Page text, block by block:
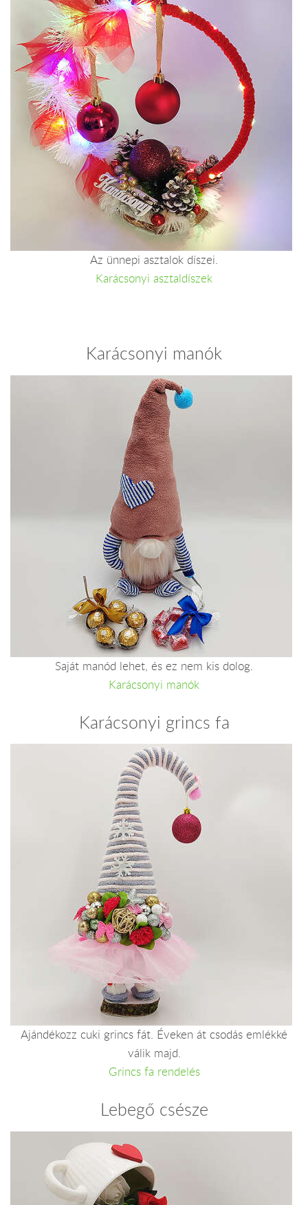
Az ünnepi asztalok díszei.
Karácsonyi asztaldíszek
Karácsonyi manók
Saját manód lehet, és ez nem kis dolog.
Karácsonyi manók
Karácsonyi grincs fa
Ajándékozz cuki grincs fát. Éveken át csodás emlékké
válik majd.
Grincs fa rendelés
Lebegő csésze